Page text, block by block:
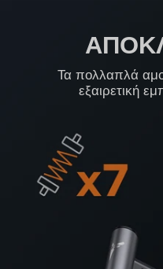
Τα πολλαπλά
εξαιρετική